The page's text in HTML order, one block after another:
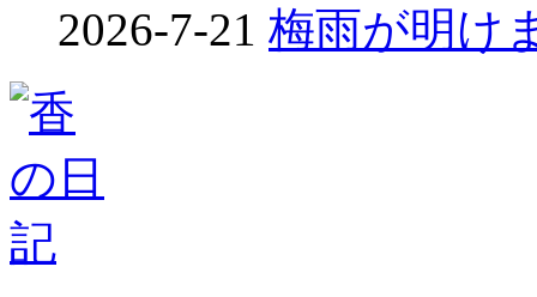
2026-7-21 梅雨が明け